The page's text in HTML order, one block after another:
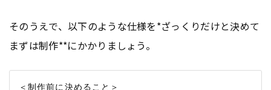
そのうえで、以下のような仕様を*ざっくりだけと決めて
まずは制作**にかかりましょう。
＜制作前に決めること＞